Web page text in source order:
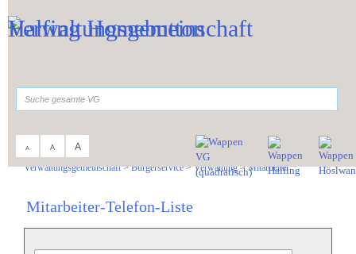
A A A
Verwaltungsgemeinschaft>Bürgerservice>Verwaltung>Mitarbeiter
Mitarbeiter-Telefon-Liste